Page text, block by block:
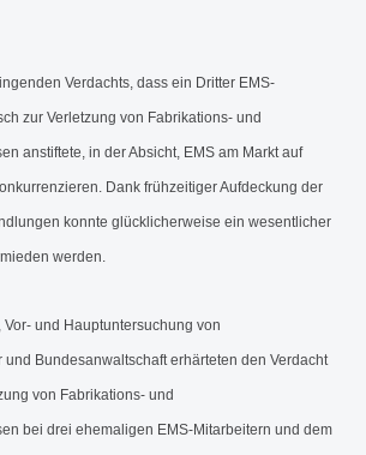
Verdachts, dass ein Dritter EMS-
zur Verletzung von Fabrikations- und
anstiftete, in der Absicht, EMS am Markt auf
Dank frühzeitiger Aufdeckung der
konnte glücklicherweise ein wesentlicher
werden.
Vor- und Hauptuntersuchung von
und Bundesanwaltschaft erhärteten den Verdacht
von Fabrikations- und
bei drei ehemaligen EMS-Mitarbeitern und dem